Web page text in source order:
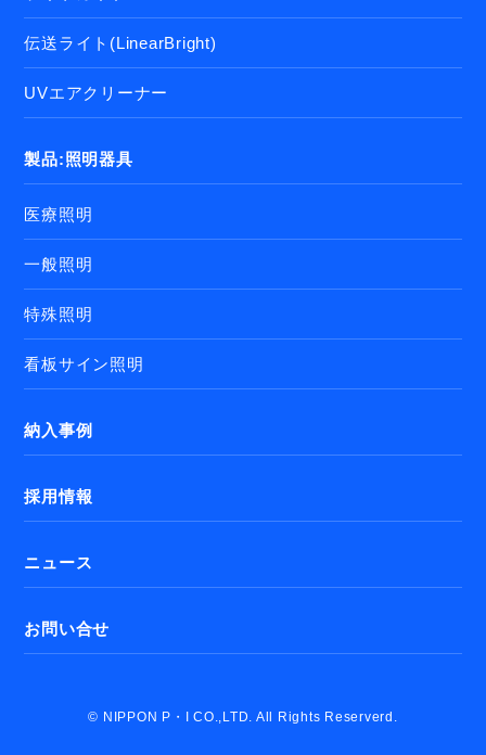
伝送ライト(LinearBright)
UVエアクリーナー
製品:照明器具
医療照明
一般照明
特殊照明
看板サイン照明
納入事例
採用情報
ニュース
お問い合せ
© NIPPON P・I CO.,LTD. All Rights Reserverd.